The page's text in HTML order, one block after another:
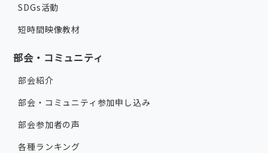
SDGs活動
短時間映像教材
部会・コミュニティ
部会紹介
部会・コミュニティ参加申し込み
部会参加者の声
各種ランキング